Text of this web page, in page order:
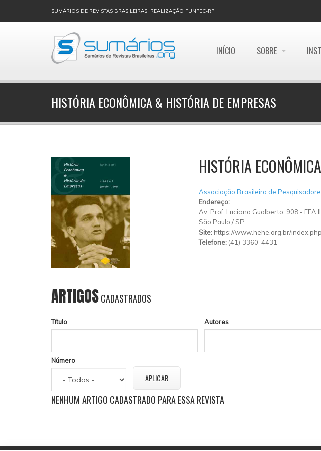
SUMÁRIOS DE REVISTAS BRASILEIRAS, REALIZAÇÃO FUNPEC-RP
INÍCIO SOBRE
HISTÓRIA ECONÔMICA & HISTÓRIA DE EMPRESAS
HISTÓRIA
Associação Brasileira de
Endereço:
Av. Prof. Luciano Gualberto, 908- FEA
São Paulo / SP
Site: https://www.hehe.org.br/
Telefone: (41) 3360-4431
ARTIGOSCADASTRADOS
Título Autores
Número
NENHUM ARTIGO CADASTRADO PARA ESSA REVISTA